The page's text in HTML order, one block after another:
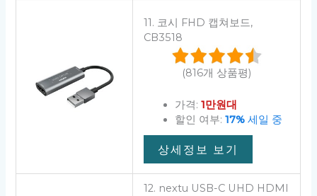
11. 코시 FHD 캡쳐보드,
CB3518
(816개 상품평)
가격: 1만원대
할인 여부: 17%세일 중
상세정보 보기
12. nextu USB-C UHD HDMI